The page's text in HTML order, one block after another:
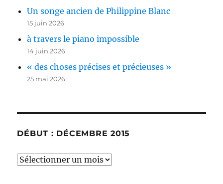
Un songe ancien de Philippine Blanc
15 juin 2026
à travers le piano impossible
14 juin 2026
« des choses précises et précieuses »
25 mai 2026
DÉBUT : DÉCEMBRE 2015
début